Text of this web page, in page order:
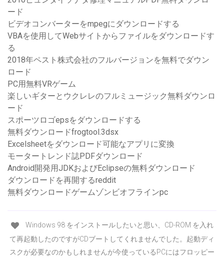
ード
ビデオコンバーターをmpegにダウンロードする
VBAを使用してWebサイトからファイルをダウンロードす
る
2018年ペスト株式会社のフルバージョンを無料でダウン
ロード
PC用無料VRゲーム
楽しいギターとウクレレのフルミュージック無料ダウンロ
ード
スポーツロゴepsをダウンロードする
無料ダウンロードfrogtool.3dsx
Excelsheetをダウンロード可能なアプリに変換
モータートレンド誌PDFダウンロード
Android開発用JDKおよびEclipseの無料ダウンロード
ダウンロードを再開するreddit
無料ダウンロードゲームゾンビオフラインpc
Windows 98 をインストールしたいと思い、CD-ROM を入れ
て再起動したのですがCDブートしてくれませんでした。起動ディ
スクが必要なのかもしれませんが今使っているPCにはフロッピー